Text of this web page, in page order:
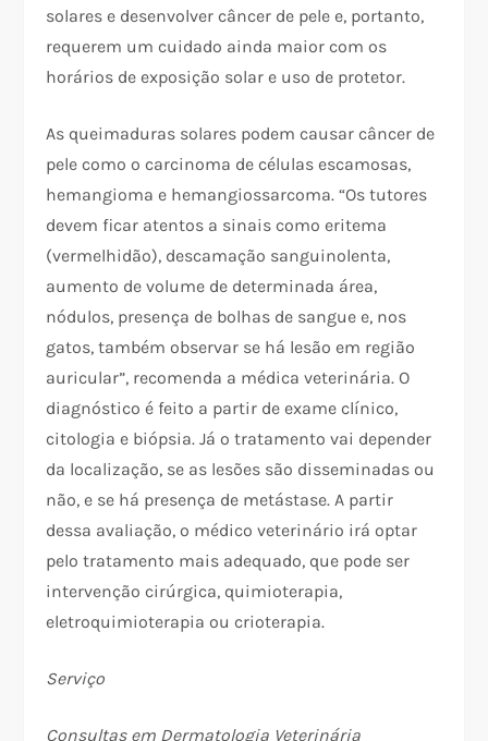
solares e desenvolver câncer de pele e, portanto,
requerem um cuidado ainda maior com os
horários de exposição solar e uso de protetor.
As queimaduras solares podem causar câncer de
pele como o carcinoma de células escamosas,
hemangioma e hemangiossarcoma. “Os tutores
devem ficar atentos a sinais como eritema
(vermelhidão), descamação sanguinolenta,
aumento de volume de determinada área,
nódulos, presença de bolhas de sangue e, nos
gatos, também observar se há lesão em região
auricular”, recomenda a médica veterinária. O
diagnóstico é feito a partir de exame clínico,
citologia e biópsia. Já o tratamento vai depender
da localização, se as lesões são disseminadas ou
não, e se há presença de metástase. A partir
dessa avaliação, o médico veterinário irá optar
pelo tratamento mais adequado, que pode ser
intervenção cirúrgica, quimioterapia,
eletroquimioterapia ou crioterapia.
Serviço
Consultas em Dermatologia Veterinária